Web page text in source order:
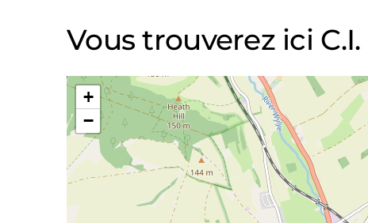
Vous trouverez ici
+
−